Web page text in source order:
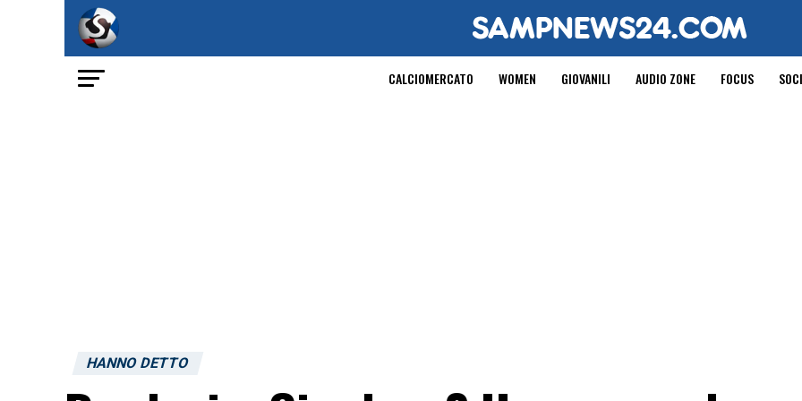
CALCIOMERCATO WOMEN GIOVANILI AUDIO ZONE FOCUS
HANNO DETTO